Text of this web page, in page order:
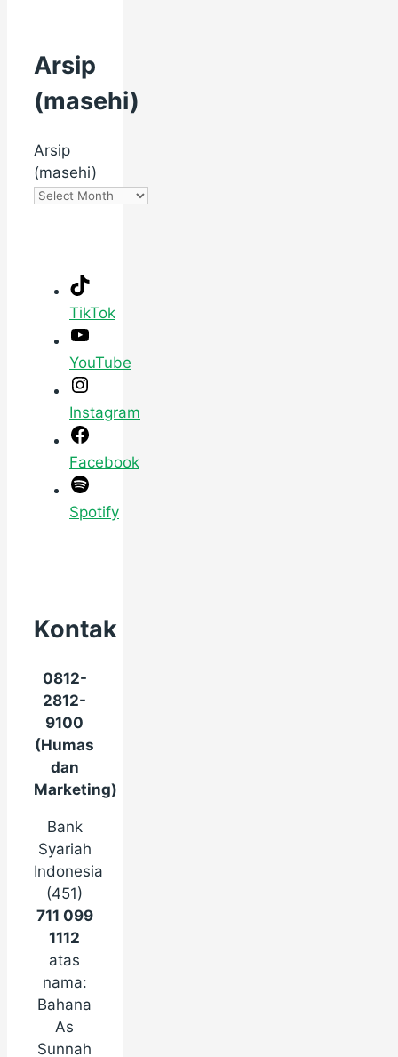
Arsip
(masehi)
Arsip
(masehi)
TikTok
YouTube
Instagram
Facebook
Spotify
Kontak
0812-
2812-
9100
(Humas
dan
Marketing)
Bank
Syariah
Indonesia
(451)
711 099
1112
atas
nama:
Bahana
As
Sunnah